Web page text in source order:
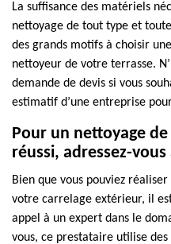
La suffisance des matériels
nettoyage de tout type et
des grands motifs à choisir
nettoyeur de votre terrasse.
demande de devis si vous
estimatif d’une entreprise
Pour un nettoyage
réussi, adressez-
Bien que vous pouviez
votre carrelage extérieur, il
appel à un expert dans le
vous, ce prestataire utilise